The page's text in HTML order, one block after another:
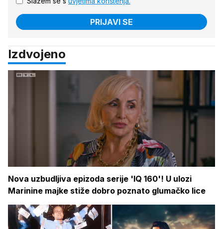
PRIJAVI SE
Izdvojeno
Nova uzbudljiva epizoda serije 'IQ 160'! U ulozi
Marinine majke stiže dobro poznato glumačko lice